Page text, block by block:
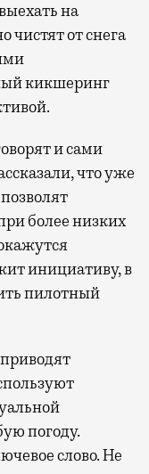
на
чистят от снега
кикшеринг
и сами
что уже
более низких
инициативу, в
пилотный
погоду.
слово. Не